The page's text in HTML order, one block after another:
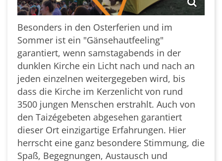
Besonders in den Osterferien und im
Sommer ist ein "Gänsehautfeeling"
garantiert, wenn samstagabends in der
dunklen Kirche ein Licht nach und nach an
jeden einzelnen weitergegeben wird, bis
dass die Kirche im Kerzenlicht von rund
3500 jungen Menschen erstrahlt. Auch von
den Taizégebeten abgesehen garantiert
dieser Ort einzigartige Erfahrungen. Hier
herrscht eine ganz besondere Stimmung, die
Spaß, Begegnungen, Austausch und